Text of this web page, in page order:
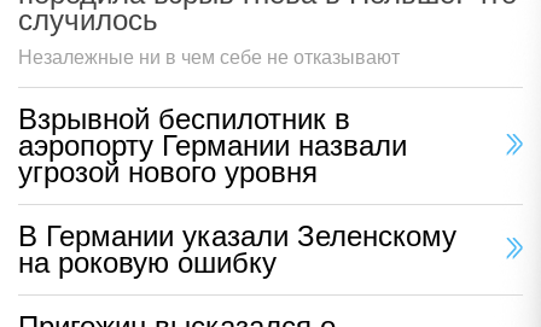
случилось
Незалежные ни в чем себе не отказывают
Взрывной беспилотник в
аэропорту Германии назвали
угрозой нового уровня
В Германии указали Зеленскому
на роковую ошибку